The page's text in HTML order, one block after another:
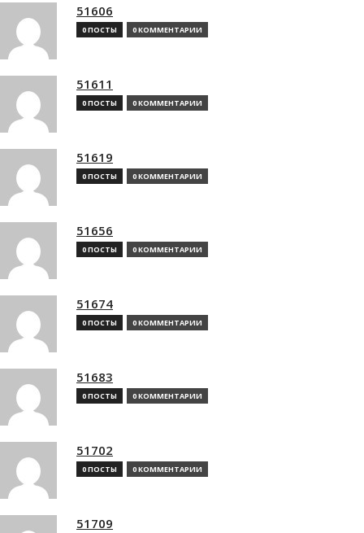
51606
0 ПОСТЫ 0 КОММЕНТАРИИ
51611
0 ПОСТЫ 0 КОММЕНТАРИИ
51619
0 ПОСТЫ 0 КОММЕНТАРИИ
51656
0 ПОСТЫ 0 КОММЕНТАРИИ
51674
0 ПОСТЫ 0 КОММЕНТАРИИ
51683
0 ПОСТЫ 0 КОММЕНТАРИИ
51702
0 ПОСТЫ 0 КОММЕНТАРИИ
51709